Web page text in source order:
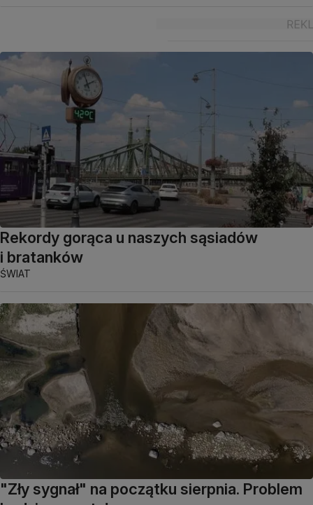
Rekordy gorąca u naszych sąsiadów
i bratanków
ŚWIAT
"Zły sygnał" na początku sierpnia. Problem